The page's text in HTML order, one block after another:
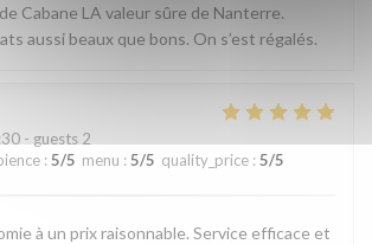
Cabane LA valeur sûre de Nanterre.
aussi beaux que bons. On s’est régalés.
- guests 2
: 5/5 menu : 5/5 quality_price : 5/5
à un prix raisonnable. Service efficace et